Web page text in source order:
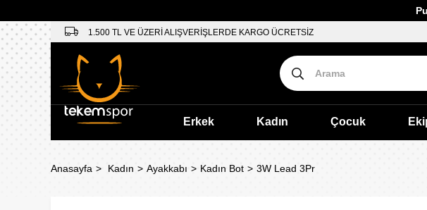
1.500 TL VE ÜZERİ ALIŞVERİŞLERDE KARGO ÜCRETSİZ
Erkek Kadın Çocuk
Anasayfa Kadın Ayakkabı Kadın Bot 3W Lead 3Pr